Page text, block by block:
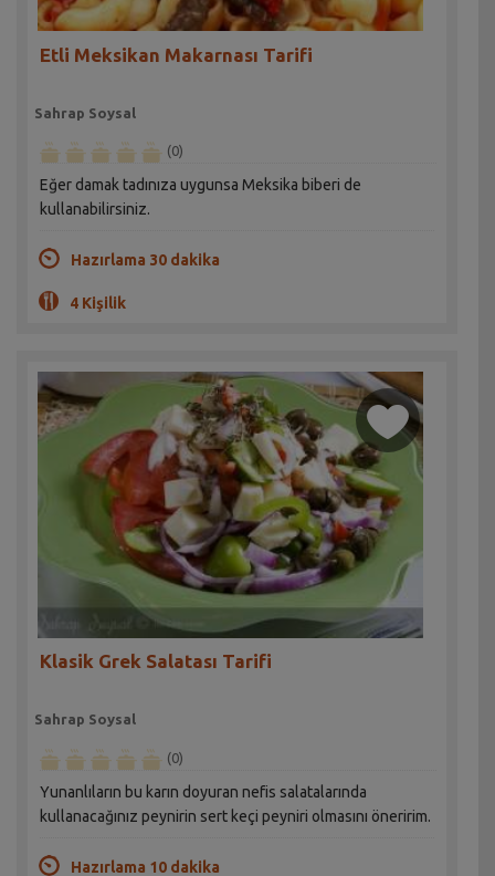
Etli Meksikan Makarnası Tarifi
Sahrap Soysal
(0)
Eğer damak tadınıza uygunsa Meksika biberi de
kullanabilirsiniz.
Hazırlama 30 dakika
4 Kişilik
Klasik Grek Salatası Tarifi
Sahrap Soysal
(0)
Yunanlıların bu karın doyuran nefis salatalarında
kullanacağınız peynirin sert keçi peyniri olmasını öneririm.
Hazırlama 10 dakika